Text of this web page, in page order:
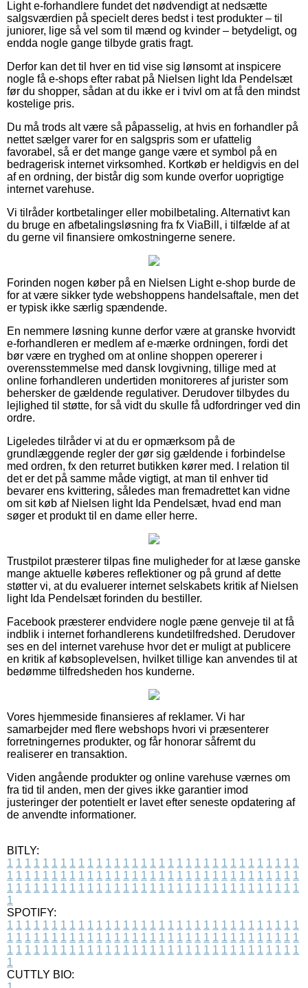
Light e-forhandlere fundet det nødvendigt at nedsætte
salgsværdien på specielt deres bedst i test produkter – til
juniorer, lige så vel som til mænd og kvinder – betydeligt, og
endda nogle gange tilbyde gratis fragt.
Derfor kan det til hver en tid vise sig lønsomt at inspicere
nogle få e-shops efter rabat på Nielsen light Ida Pendelsæt
før du shopper, sådan at du ikke er i tvivl om at få den mindst
kostelige pris.
Du må trods alt være så påpasselig, at hvis en forhandler på
nettet sælger varer for en salgspris som er ufattelig
favorabel, så er det mange gange være et symbol på en
bedragerisk internet virksomhed. Kortkøb er heldigvis en del
af en ordning, der bistår dig som kunde overfor uoprigtige
internet varehuse.
Vi tilråder kortbetalinger eller mobilbetaling. Alternativt kan
du bruge en afbetalingsløsning fra fx ViaBill, i tilfælde af at
du gerne vil finansiere omkostningerne senere.
Forinden nogen køber på en Nielsen Light e-shop burde de
for at være sikker tyde webshoppens handelsaftale, men det
er typisk ikke særlig spændende.
En nemmere løsning kunne derfor være at granske hvorvidt
e-forhandleren er medlem af e-mærke ordningen, fordi det
bør være en tryghed om at online shoppen opererer i
overensstemmelse med dansk lovgivning, tillige med at
online forhandleren undertiden monitoreres af jurister som
behersker de gældende regulativer. Derudover tilbydes du
lejlighed til støtte, for så vidt du skulle få udfordringer ved din
ordre.
Ligeledes tilråder vi at du er opmærksom på de
grundlæggende regler der gør sig gældende i forbindelse
med ordren, fx den returret butikken kører med. I relation til
det er det på samme måde vigtigt, at man til enhver tid
bevarer ens kvittering, således man fremadrettet kan vidne
om sit køb af Nielsen light Ida Pendelsæt, hvad end man
søger et produkt til en dame eller herre.
Trustpilot præsterer tilpas fine muligheder for at læse ganske
mange aktuelle køberes reflektioner og på grund af dette
støtter vi, at du evaluerer internet selskabets kritik af Nielsen
light Ida Pendelsæt forinden du bestiller.
Facebook præsterer endvidere nogle pæne genveje til at få
indblik i internet forhandlerens kundetilfredshed. Derudover
ses en del internet varehuse hvor det er muligt at publicere
en kritik af købsoplevelsen, hvilket tillige kan anvendes til at
bedømme tilfredsheden hos kunderne.
Vores hjemmeside finansieres af reklamer. Vi har
samarbejder med flere webshops hvori vi præsenterer
forretningernes produkter, og får honorar såfremt du
realiserer en transaktion.
Viden angående produkter og online varehuse værnes om
fra tid til anden, men der gives ikke garantier imod
justeringer der potentielt er lavet efter seneste opdatering af
de anvendte informationer.
BITLY:
1 1 1 1 1 1 1 1 1 1 1 1 1 1 1 1 1 1 1 1 1 1 1 1 1 1 1 1 1 1 1 1 1
1 1 1 1 1 1 1 1 1 1 1 1 1 1 1 1 1 1 1 1 1 1 1 1 1 1 1 1 1 1 1 1 1
1 1 1 1 1 1 1 1 1 1 1 1 1 1 1 1 1 1 1 1 1 1 1 1 1 1 1 1 1 1 1 1 1
1
SPOTIFY:
1 1 1 1 1 1 1 1 1 1 1 1 1 1 1 1 1 1 1 1 1 1 1 1 1 1 1 1 1 1 1 1 1
1 1 1 1 1 1 1 1 1 1 1 1 1 1 1 1 1 1 1 1 1 1 1 1 1 1 1 1 1 1 1 1 1
1 1 1 1 1 1 1 1 1 1 1 1 1 1 1 1 1 1 1 1 1 1 1 1 1 1 1 1 1 1 1 1 1
1
CUTTLY BIO: